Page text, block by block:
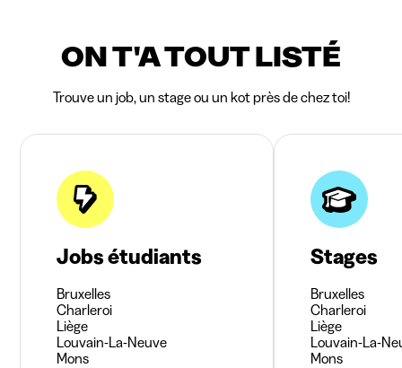
ON T'A TOUT LISTÉ
Trouve un job, un stage ou un kot près de chez toi!
Jobs étudiants
Bruxelles
Charleroi
Liège
Louvain-La-Neuve
Mons
Stages
Bruxelles
Charleroi
Liège
Louvain-La-
Mons